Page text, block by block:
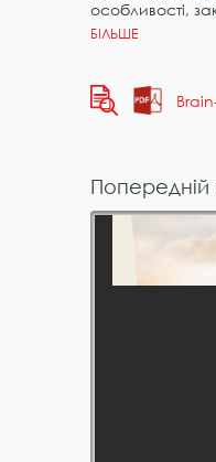
особливості,
Попередній